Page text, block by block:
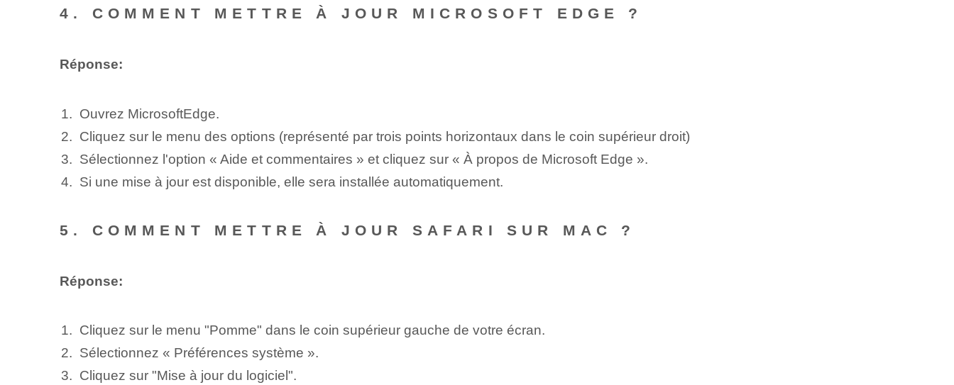
4. COMMENT METTRE À JOUR MICROSOFT EDGE ?
Réponse:
Ouvrez MicrosoftEdge.
Cliquez sur le menu des options (représenté par trois points horizontaux dans le coin supérieur droit)
Sélectionnez l'option « Aide et commentaires » et cliquez sur « À propos de Microsoft Edge ».
Si une mise à jour est disponible, elle sera installée automatiquement.
5. COMMENT METTRE À JOUR SAFARI SUR MAC ?
Réponse:
Cliquez sur le menu "Pomme" dans le coin supérieur gauche de votre écran.
Sélectionnez « Préférences système ».
Cliquez sur "Mise à jour du logiciel".